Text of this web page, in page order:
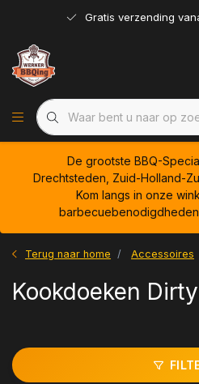
Gratis verzending
De grootste BBQ-
Drechtsteden, Zuid-Holland-
Kom langs in onze
Terug naar home Accessoires
Kookdoeken